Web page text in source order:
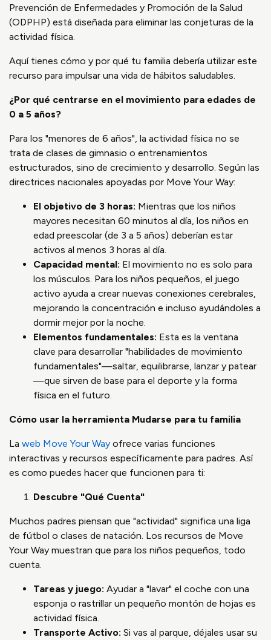
Prevención de Enfermedades y Promoción de la Salud
(ODPHP) está diseñada para eliminar las conjeturas de la
actividad física.
Aquí tienes cómo y por qué tu familia debería utilizar este
recurso para impulsar una vida de hábitos saludables.
¿Por qué centrarse en el movimiento para edades de
0 a 5 años?
Para los "menores de 6 años", la actividad física no se
trata de clases de gimnasio o entrenamientos
estructurados, sino de crecimiento y desarrollo. Según las
directrices nacionales apoyadas por Move Your Way:
El objetivo de 3 horas: Mientras que los niños
mayores necesitan 60 minutos al día, los niños en
edad preescolar (de 3 a 5 años) deberían estar
activos al menos 3 horas al día.
Capacidad mental: El movimiento no es solo para
los músculos. Para los niños pequeños, el juego
activo ayuda a crear nuevas conexiones cerebrales,
mejorando la concentración e incluso ayudándoles a
dormir mejor por la noche.
Elementos fundamentales: Esta es la ventana
clave para desarrollar "habilidades de movimiento
fundamentales"—saltar, equilibrarse, lanzar y patear
—que sirven de base para el deporte y la forma
física en el futuro.
Cómo usar la herramienta Mudarse para tu familia
La web Move Your Way ofrece varias funciones
interactivas y recursos específicamente para padres. Así
es como puedes hacer que funcionen para ti:
Descubre "Qué Cuenta"
Muchos padres piensan que "actividad" significa una liga
de fútbol o clases de natación. Los recursos de Move
Your Way muestran que para los niños pequeños, todo
cuenta.
Tareas y juego: Ayudar a "lavar" el coche con una
esponja o rastrillar un pequeño montón de hojas es
actividad física.
Transporte Activo: Si vas al parque, déjales usar su